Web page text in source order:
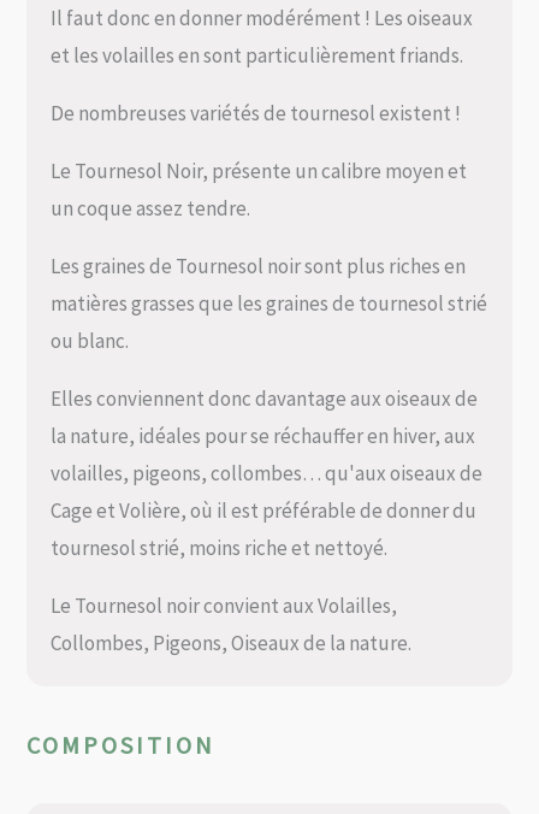
Il faut donc en donner modérément ! Les oiseaux
et les volailles en sont particulièrement friands.
De nombreuses variétés de tournesol existent !
Le Tournesol Noir, présente un calibre moyen et
un coque assez tendre.
Les graines de Tournesol noir sont plus riches en
matières grasses que les graines de tournesol strié
ou blanc.
Elles conviennent donc davantage aux oiseaux de
la nature, idéales pour se réchauffer en hiver, aux
volailles, pigeons, collombes… qu'aux oiseaux de
Cage et Volière, où il est préférable de donner du
tournesol strié, moins riche et nettoyé.
Le Tournesol noir convient aux Volailles,
Collombes, Pigeons, Oiseaux de la nature.
COMPOSITION